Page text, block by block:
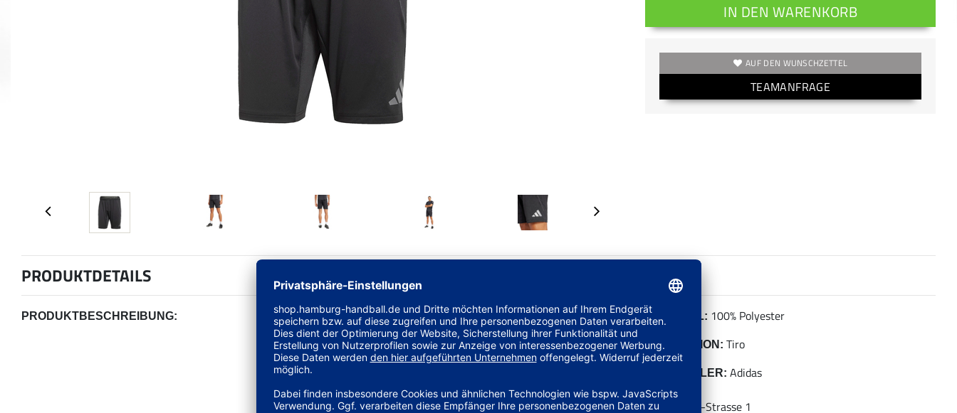
IN DEN WARENKORB
AUF DEN WUNSCHZETTEL
TEAMANFRAGE
PRODUKTDETAILS
PRODUKTBESCHREIBUNG: MATERIAL: 100% Polyester
KOLLEKTION: Tiro
HERSTELLER: Adidas
adidas AG
Adi-Dassler-Strasse 1